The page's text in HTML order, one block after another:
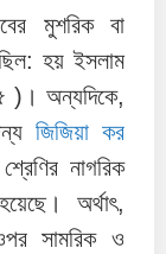
মুশরিক বা
হয় ইসলাম
)। অন্যদিকে,
জিজিয়া কর
নাগরিক
অর্থাৎ,
সামরিক ও